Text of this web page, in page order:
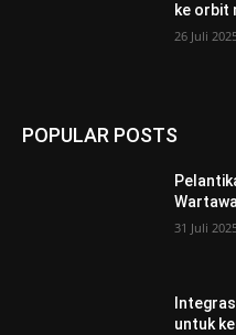
ke orbit
26 Juli
POPULAR POSTS
31 Juli
untuk